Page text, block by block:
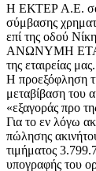
Η ΕΚΤΕΡ Α.Ε. σας
σύμβασης
επί της οδού
ΑΝΩΝΥΜΗ
της εταιρείας μας.
Η προεξόφληση
μεταβίβαση του
«εξαγοράς προ
Για το εν λόγω
πώλησης
τιμήματος
υπογραφής του